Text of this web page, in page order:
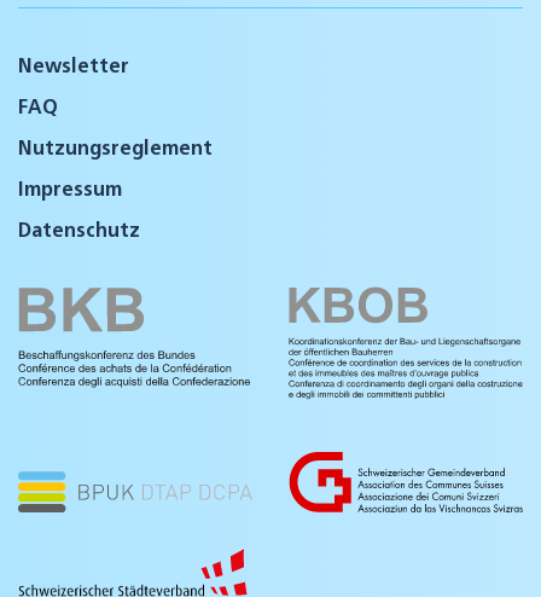
Newsletter
FAQ
Nutzungsreglement
Impressum
Datenschutz